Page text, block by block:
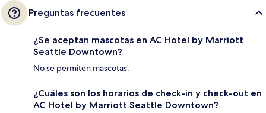
Preguntas frecuentes
¿Se aceptan mascotas en AC Hotel by Marriott
Seattle Downtown?
No se permiten mascotas.
¿Cuáles son los horarios de check-in y check-out en
AC Hotel by Marriott Seattle Downtown?